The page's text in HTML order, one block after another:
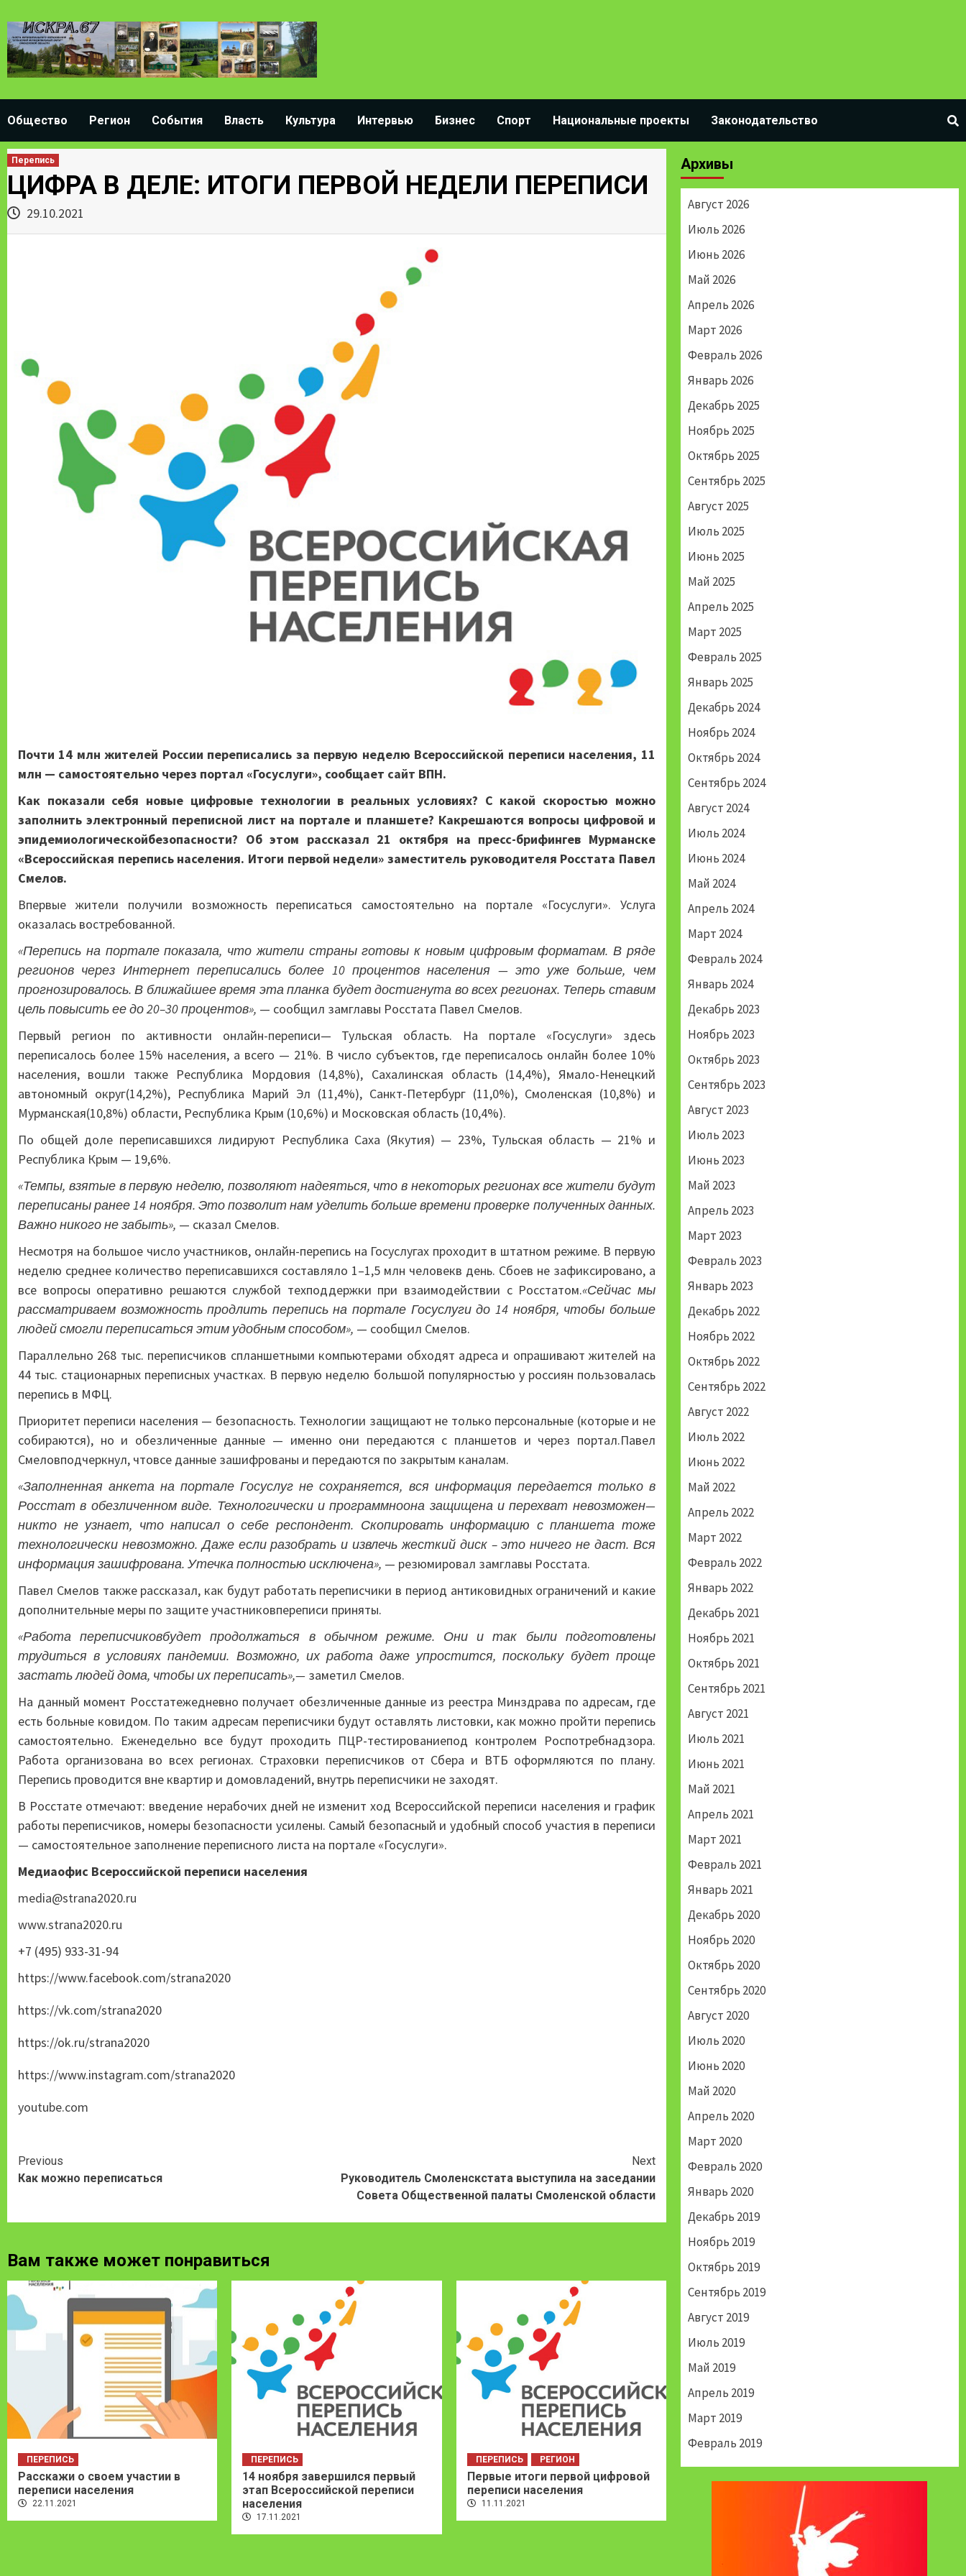
to
content
Общество Регион События Власть Культура Интервью Бизнес Спорт Национальные проекты Законодательство
Перепись
ЦИФРА В ДЕЛЕ: ИТОГИ ПЕРВОЙ НЕДЕЛИ ПЕРЕПИСИ
29.10.2021
Почти 14 млн жителей России переписались за первую неделю Всероссийской переписи населения, 11
млн — самостоятельно через портал «Госуслуги», сообщает сайт ВПН.
Как показали себя новые цифровые технологии в реальных условиях? С какой скоростью можно
заполнить электронный переписной лист на портале и планшете? Какрешаются вопросы цифровой и
эпидемиологическойбезопасности? Об этом рассказал 21 октября на пресс-брифингев Мурманске
«Всероссийская перепись населения. Итоги первой недели» заместитель руководителя Росстата Павел
Смелов.
Впервые жители получили возможность переписаться самостоятельно на портале «Госуслуги». Услуга
оказалась востребованной.
«Перепись на портале показала, что жители страны готовы к новым цифровым форматам. В ряде
регионов через Интернет переписались более 10 процентов населения — это уже больше, чем
прогнозировалось. В ближайшее время эта планка будет достигнута во всех регионах. Теперь ставим
цель повысить ее до 20–30 процентов», — сообщил замглавы Росстата Павел Смелов.
Первый регион по активности онлайн-переписи— Тульская область. На портале «Госуслуги» здесь
переписалось более 15% населения, а всего — 21%. В число субъектов, где переписалось онлайн более 10%
населения, вошли также Республика Мордовия (14,8%), Сахалинская область (14,4%), Ямало-Ненецкий
автономный округ(14,2%), Республика Марий Эл (11,4%), Санкт-Петербург (11,0%), Смоленская (10,8%) и
Мурманская(10,8%) области, Республика Крым (10,6%) и Московская область (10,4%).
По общей доле переписавшихся лидируют Республика Саха (Якутия) — 23%, Тульская область — 21% и
Республика Крым — 19,6%.
«Темпы, взятые в первую неделю, позволяют надеяться, что в некоторых регионах все жители будут
переписаны ранее 14 ноября. Это позволит нам уделить больше времени проверке полученных данных.
Важно никого не забыть», — сказал Смелов.
Несмотря на большое число участников, онлайн-перепись на Госуслугах проходит в штатном режиме. В первую
неделю среднее количество переписавшихся составляло 1–1,5 млн человекв день. Сбоев не зафиксировано, а
все вопросы оперативно решаются службой техподдержки при взаимодействии с Росстатом.«Сейчас мы
рассматриваем возможность продлить перепись на портале Госуслуги до 14 ноября, чтобы больше
людей смогли переписаться этим удобным способом», — сообщил Смелов.
Параллельно 268 тыс. переписчиков спланшетными компьютерами обходят адреса и опрашивают жителей на
44 тыс. стационарных переписных участках. В первую неделю большой популярностью у россиян пользовалась
перепись в МФЦ.
Приоритет переписи населения — безопасность. Технологии защищают не только персональные (которые и не
собираются), но и обезличенные данные — именно они передаются с планшетов и через портал.Павел
Смеловподчеркнул, чтовсе данные зашифрованы и передаются по закрытым каналам.
«Заполненная анкета на портале Госуслуг не сохраняется, вся информация передается только в
Росстат в обезличенном виде. Технологически и программноона защищена и перехват невозможен—
никто не узнает, что написал о себе респондент. Скопировать информацию с планшета тоже
технологически невозможно. Даже если разобрать и извлечь жесткий диск – это ничего не даст. Вся
информация зашифрована. Утечка полностью исключена», — резюмировал замглавы Росстата.
Павел Смелов также рассказал, как будут работать переписчики в период антиковидных ограничений и какие
дополнительные меры по защите участниковпереписи приняты.
«Работа переписчиковбудет продолжаться в обычном режиме. Они и так были подготовлены
трудиться в условиях пандемии. Возможно, их работа даже упростится, поскольку будет проще
застать людей дома, чтобы их переписать»,— заметил Смелов.
На данный момент Росстатежедневно получает обезличенные данные из реестра Минздрава по адресам, где
есть больные ковидом. По таким адресам переписчики будут оставлять листовки, как можно пройти перепись
самостоятельно. Еженедельно все будут проходить ПЦР-тестированиепод контролем Роспотребнадзора.
Работа организована во всех регионах. Страховки переписчиков от Сбера и ВТБ оформляются по плану.
Перепись проводится вне квартир и домовладений, внутрь переписчики не заходят.
В Росстате отмечают: введение нерабочих дней не изменит ход Всероссийской переписи населения и график
работы переписчиков, номеры безопасности усилены. Самый безопасный и удобный способ участия в переписи
— самостоятельное заполнение переписного листа на портале «Госуслуги».
Медиаофис Всероссийской переписи населения
media@strana2020.ru
www.strana2020.ru
+7 (495) 933-31-94
https://www.facebook.com/strana2020
https://vk.com/strana2020
https://ok.ru/strana2020
https://www.instagram.com/strana2020
youtube.com
Continue
Reading
Previous
Как можно переписаться
Next
Руководитель Смоленскстата выступила на заседании
Совета Общественной палаты Смоленской области
Вам также может понравиться
ПЕРЕПИСЬ
Расскажи о своем участии в
переписи населения
22.11.2021
ПЕРЕПИСЬ
14 ноября завершился первый
этап Всероссийской переписи
населения
17.11.2021
ПЕРЕПИСЬ РЕГИОН
Первые итоги первой цифровой
переписи населения
11.11.2021
Архивы
Август 2026
Июль 2026
Июнь 2026
Май 2026
Апрель 2026
Март 2026
Февраль 2026
Январь 2026
Декабрь 2025
Ноябрь 2025
Октябрь 2025
Сентябрь 2025
Август 2025
Июль 2025
Июнь 2025
Май 2025
Апрель 2025
Март 2025
Февраль 2025
Январь 2025
Декабрь 2024
Ноябрь 2024
Октябрь 2024
Сентябрь 2024
Август 2024
Июль 2024
Июнь 2024
Май 2024
Апрель 2024
Март 2024
Февраль 2024
Январь 2024
Декабрь 2023
Ноябрь 2023
Октябрь 2023
Сентябрь 2023
Август 2023
Июль 2023
Июнь 2023
Май 2023
Апрель 2023
Март 2023
Февраль 2023
Январь 2023
Декабрь 2022
Ноябрь 2022
Октябрь 2022
Сентябрь 2022
Август 2022
Июль 2022
Июнь 2022
Май 2022
Апрель 2022
Март 2022
Февраль 2022
Январь 2022
Декабрь 2021
Ноябрь 2021
Октябрь 2021
Сентябрь 2021
Август 2021
Июль 2021
Июнь 2021
Май 2021
Апрель 2021
Март 2021
Февраль 2021
Январь 2021
Декабрь 2020
Ноябрь 2020
Октябрь 2020
Сентябрь 2020
Август 2020
Июль 2020
Июнь 2020
Май 2020
Апрель 2020
Март 2020
Февраль 2020
Январь 2020
Декабрь 2019
Ноябрь 2019
Октябрь 2019
Сентябрь 2019
Август 2019
Июль 2019
Май 2019
Апрель 2019
Март 2019
Февраль 2019